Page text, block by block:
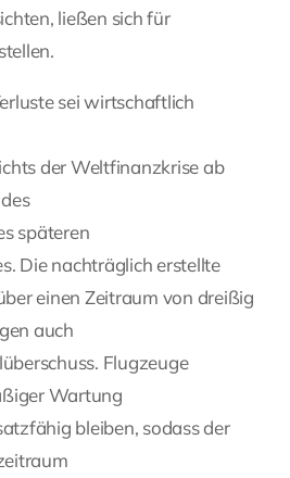
ließen sich für
sei wirtschaftlich
der Weltfinanzkrise ab
späteren
Die nachträglich erstellte
einen Zeitraum von dreißig
auch
Flugzeuge
Wartung
bleiben, sodass der